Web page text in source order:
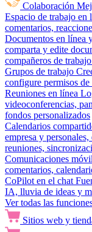
Colaboración
Espacio de trabajo en
comentarios,
Documentos en línea
comparta y edite
compañeros de
Grupos de trabajo
configure permisos de
Reuniones en línea
videoconferencias,
fondos personalizados
Calendarios
empresa y
reuniones,
Comunicaciones
comentarios,
CoPilot en el chat
IA, lluvia de ideas y
Ver todas las
Sitios web y